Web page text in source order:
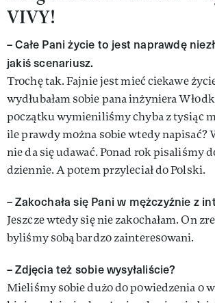
VIVY!
– Całe Pani życie to jest naprawdę
jakiś scenariusz.
Trochę tak. Fajnie jest mieć ciekawe
wydłubałam sobie pana inżyniera
początku wymieniliśmy chyba z tysiąc
ile prawdy można sobie wtedy napisać?
nie da się udawać. Ponad rok pisaliśmy
dziennie. A potem przyleciał do Polski.
– Zakochała się Pani w mężczyźnie z
Jeszcze wtedy się nie zakochałam. On
byliśmy sobą bardzo zainteresowani.
– Zdjęcia też sobie wysyłaliście?
Mieliśmy sobie dużo do powiedzenia o